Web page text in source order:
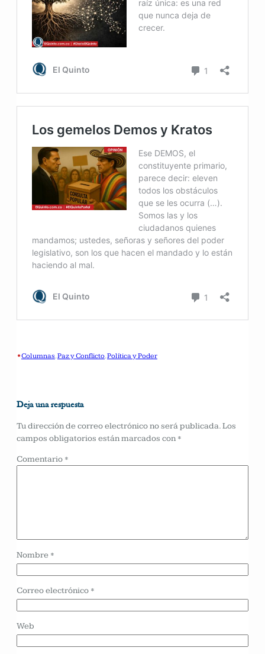
•Columnas, Paz y Conflicto, Política y Poder
Deja una respuesta
Tu dirección de correo electrónico no será publicada.Los
campos obligatorios están marcados con *
Comentario *
Nombre *
Correo electrónico *
Web